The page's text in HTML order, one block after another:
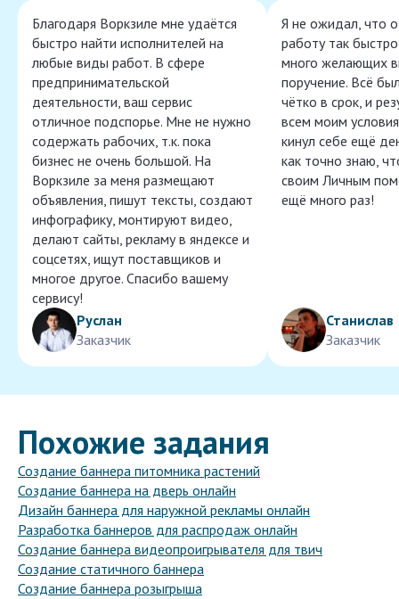
Благодаря Воркзиле мне удаётся
быстро найти исполнителей на
любые виды работ. В сфере
предпринимательской
деятельности, ваш сервис
отличное подспорье. Мне не нужно
содержать рабочих, т.к. пока
бизнес не очень большой. На
Воркзиле за меня размещают
объявления, пишут тексты, создают
инфографику, монтируют видео,
делают сайты, рекламу в яндексе и
соцсетях, ищут поставщиков и
многое другое. Спасибо вашему
сервису!
Руслан
Заказчик
Я не ожидал, что
работу так
много желающих
поручение. Всё
чётко в срок, и
всем моим
кинул себе ещё
как точно знаю,
своим Личным
ещё много раз!
Станислав
Заказчик
Похожие задания
Создание баннера питомника растений
Создание баннера на дверь онлайн
Дизайн баннера для наружной рекламы онлайн
Разработка баннеров для распродаж онлайн
Создание баннера видеопроигрывателя для твич
Создание статичного баннера
Создание баннера розыгрыша